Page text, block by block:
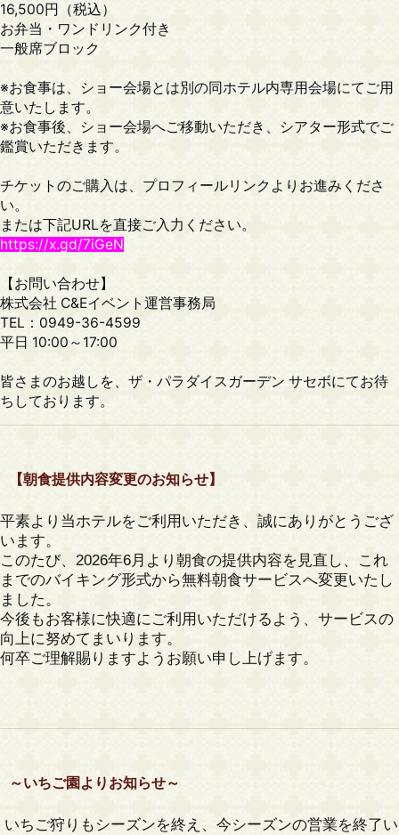
16,500円（税込）
お弁当・ワンドリンク付き
一般席ブロック
※お食事は、ショー会場とは別の同ホテル内専用会場にてご用
意いたします。
※お食事後、ショー会場へご移動いただき、シアター形式でご
鑑賞いただきます。
チケットのご購入は、プロフィールリンクよりお進みくださ
い。
または下記URLを直接ご入力ください。
https://x.gd/7iGeN
【お問い合わせ】
株式会社 C&Eイベント運営事務局
TEL：0949-36-4599
平日 10:00～17:00
皆さまのお越しを、ザ・パラダイスガーデン サセボにてお待
ちしております。
【朝食提供内容変更のお知らせ】
平素より当ホテルをご利用いただき、誠にありがとうござ
います。
このたび、2026年6月より朝食の提供内容を見直し、これ
までのバイキング形式から無料朝食サービスへ変更いたし
ました。
今後もお客様に快適にご利用いただけるよう、サービスの
向上に努めてまいります。
何卒ご理解賜りますようお願い申し上げます。
～いちご園よりお知らせ～
いちご狩りもシーズンを終え、今シーズンの営業を終了い